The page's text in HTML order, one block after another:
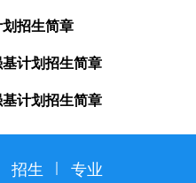
招生简章
计划招生简章
计划招生简章
招生 专业